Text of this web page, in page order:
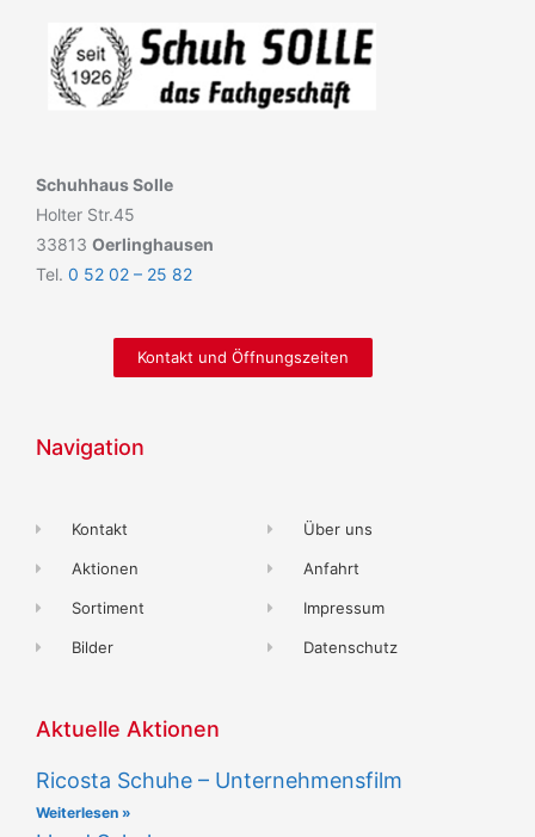
Schuhhaus Solle
Holter Str.45
33813 Oerlinghausen
Tel. 0 52 02 – 25 82
Kontakt und Öffnungszeiten
Navigation
Kontakt
Aktionen
Sortiment
Bilder
Über uns
Anfahrt
Impressum
Datenschutz
Aktuelle Aktionen
Ricosta Schuhe – Unternehmensfilm
Weiterlesen »